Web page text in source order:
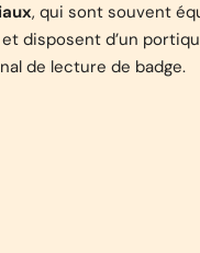
, qui sont souvent
disposent d’un
de lecture de badge.